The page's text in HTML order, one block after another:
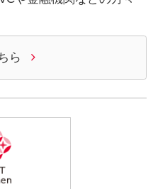
ら